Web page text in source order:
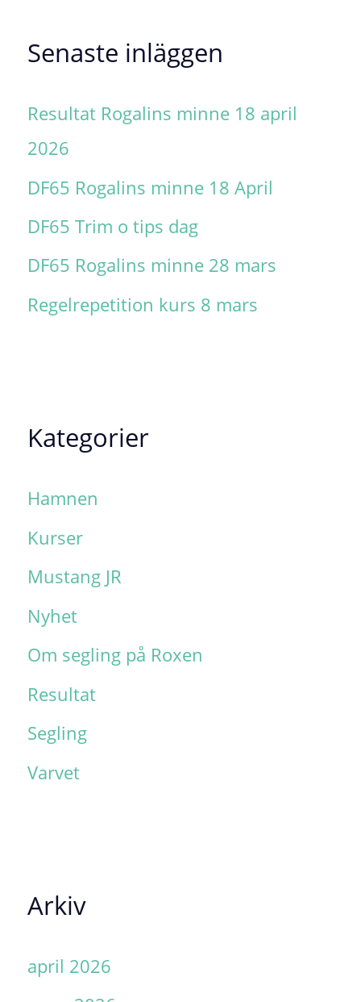
f
e
r
:
Senaste inläggen
Resultat Rogalins minne 18 april
2026
DF65 Rogalins minne 18 April
DF65 Trim o tips dag
DF65 Rogalins minne 28 mars
Regelrepetition kurs 8 mars
Kategorier
Hamnen
Kurser
Mustang JR
Nyhet
Om segling på Roxen
Resultat
Segling
Varvet
Arkiv
april 2026